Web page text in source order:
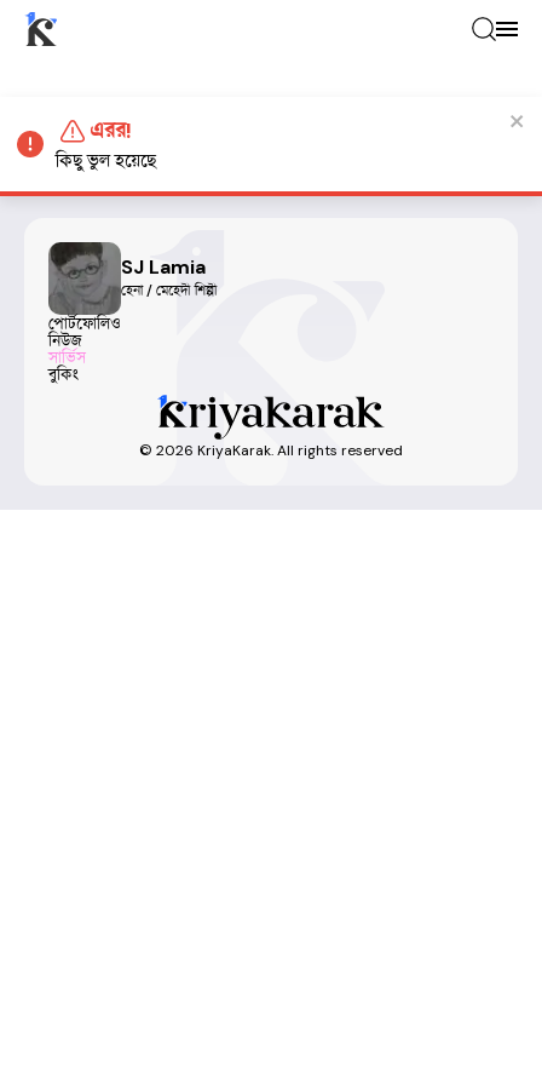
SJ Lamia
হেনা / মেহেদী শিল্পী
পোর্টফোলিও
নিউজ
সার্ভিস
বুকিং
© 2026 KriyaKarak. All rights reserved
এরর!
কিছু ভুল হয়েছে